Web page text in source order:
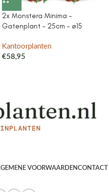
2x Monstera Minima –
Gatenplant – 25cm – ø15
Kantoorplanten
€58,95
VOORWAARDENCONTACT